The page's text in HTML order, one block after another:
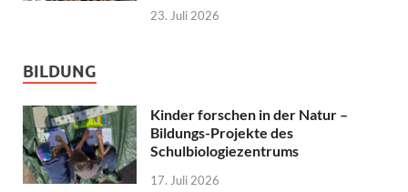
23. Juli 2026
BILDUNG
Kinder forschen in der Natur –
Bildungs-Projekte des
Schulbiologiezentrums
17. Juli 2026